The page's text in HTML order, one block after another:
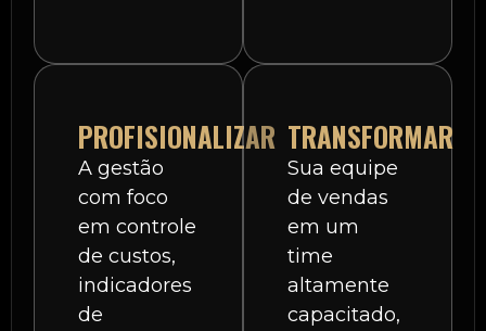
PROFISIONALIZAR
A gestão
com foco
em controle
de custos,
indicadores
de
TRANSFORMAR
Sua equipe
de vendas
em um
time
altamente
capacitado,